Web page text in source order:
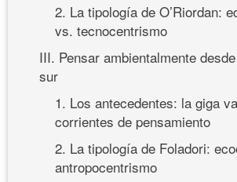
2. La tipología de O’Riordan:
vs. tecnocentrismo
III. Pensar ambientalmente
sur
1. Los antecedentes: la giga
corrientes de pensamiento
2. La tipología de Foladori:
antropocentrismo